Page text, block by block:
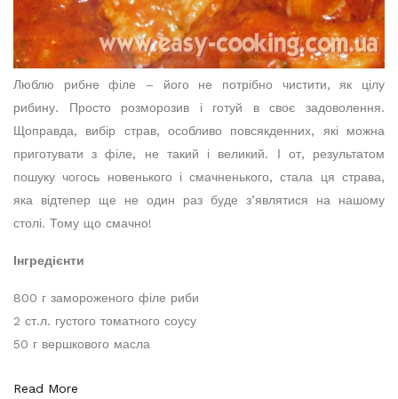
Люблю рибне філе – його не потрібно чистити, як цілу
рибину. Просто розморозив і готуй в своє задоволення.
Щоправда, вибір страв, особливо повсякденних, які можна
приготувати з філе, не такий і великий. І от, результатом
пошуку чогось новенького і смачненького, стала ця страва,
яка відтепер ще не один раз буде з’являтися на нашому
столі. Тому що смачно!
Інгредієнти
800 г замороженого філе риби
2 ст.л. густого томатного соусу
50 г вершкового масла
Read More